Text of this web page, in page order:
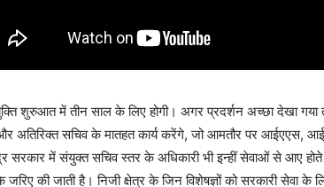
शुरुआत में तीन साल के लिए होगी। अगर प्रदर्शन अच्छा देखा गया
अतिरिक्त सचिव के मातहत कार्य करेंगे, जो आमतौर पर
सरकार में संयुक्त सचिव स्तर के अधिकारी भी इन्हीं सेवाओं से आए होते
के जरिए की जाती है। निजी क्षेत्र के जिन विशेषज्ञों को सरकारी